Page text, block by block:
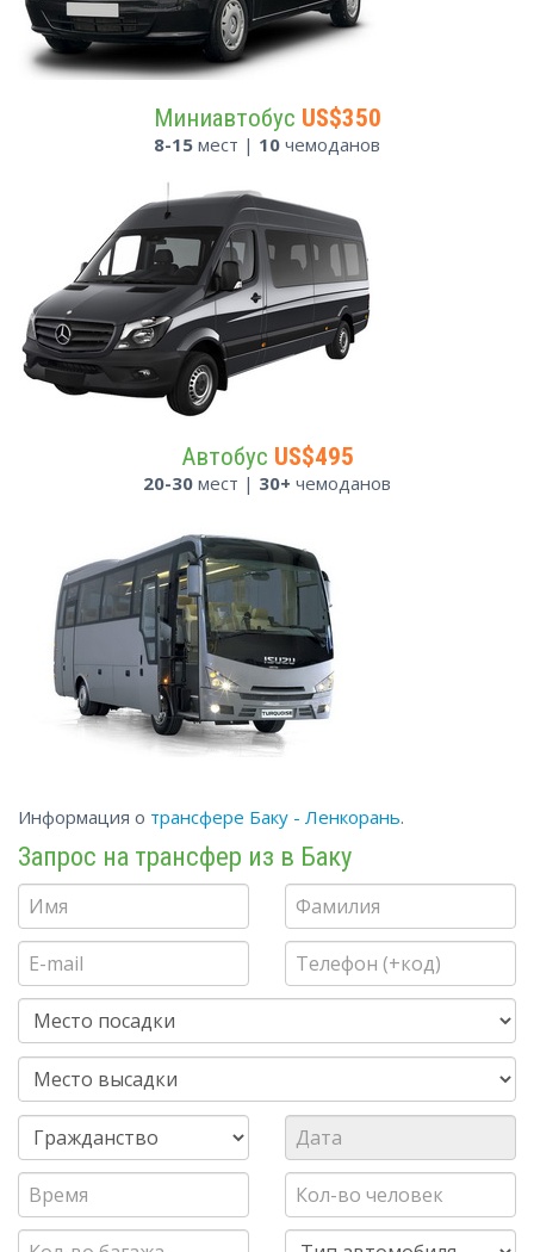
Миниавтобус US$350
8-15 мест | 10 чемоданов
Автобус US$495
20-30 мест | 30+ чемоданов
Информация о трансфере Баку - Ленкорань.
Запрос на трансфер из в Баку